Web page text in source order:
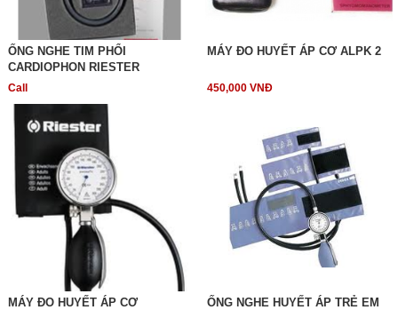
ỐNG NGHE TIM PHỔI
CARDIOPHON RIESTER
Call
MÁY ĐO HUYẾT ÁP CƠ ALPK 2
450,000 VNĐ
MÁY ĐO HUYẾT ÁP CƠ
ỐNG NGHE HUYẾT ÁP TRẺ EM